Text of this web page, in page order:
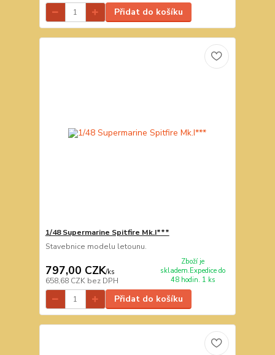
Přidat do košíku
1/48 Supermarine Spitfire Mk.I***
Stavebnice modelu letounu.
797,00 CZK/ks
658,68 CZK bez DPH
Zboží je
skladem.Expedice do
48 hodin. 1 ks
Přidat do košíku